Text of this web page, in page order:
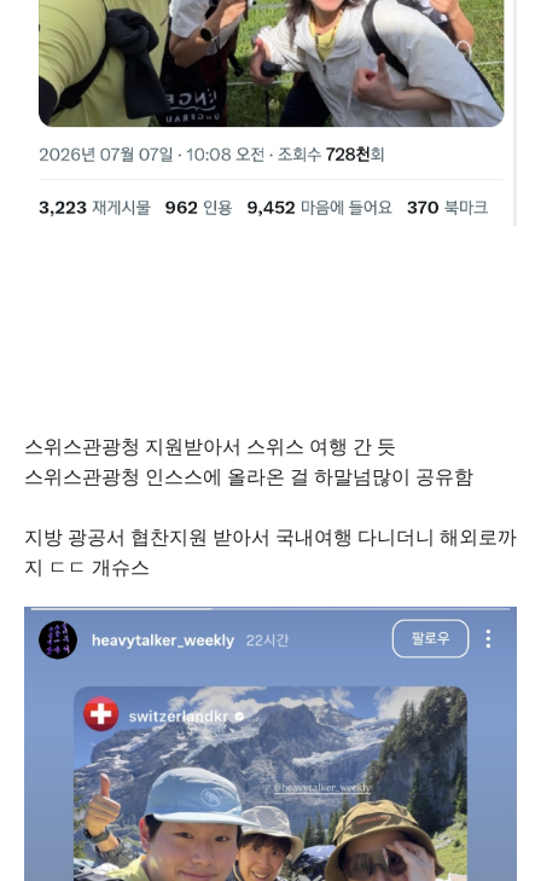
스위스관광청 지원받아서 스위스 여행 간 듯
스위스관광청 인스스에 올라온 걸 하말넘많이 공유함
지방 광공서 협찬지원 받아서 국내여행 다니더니 해외로까
지 ㄷㄷ 개슈스